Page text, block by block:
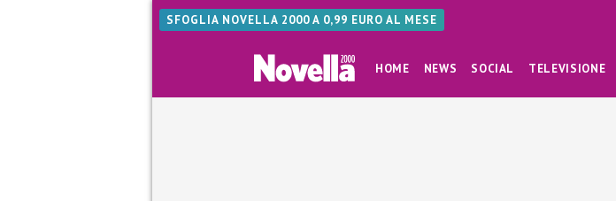
SFOGLIA NOVELLA 2000 A 0,99 EURO AL MESE
HOME NEWS SOCIAL TELEVISIONE